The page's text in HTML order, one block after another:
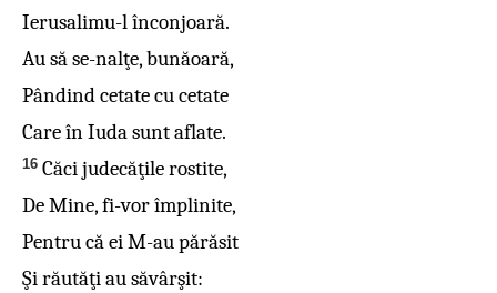
Ierusalimu-l înconjoară.
Au să se-nalţe, bunăoară,
Pândind cetate cu cetate
Care în Iuda sunt aflate.
16 Căci judecăţile rostite,
De Mine, fi-vor împlinite,
Pentru că ei M-au părăsit
Şi răutăţi au săvârşit: